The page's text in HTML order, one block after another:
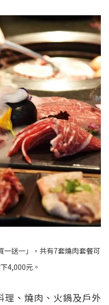
送一」，共有7套燒肉套餐可
4,000元。
理、燒肉、火鍋及戶外